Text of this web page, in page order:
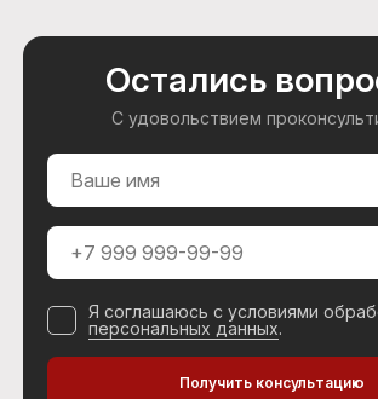
Остались
С удовольствием
Я соглашаюсь с условиями
персональных данных.